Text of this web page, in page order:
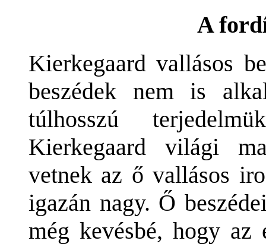
A
Kierkegaard vallásos
beszédek nem is
túlhosszú
Kierkegaard világi
vetnek az ő vallásos
igazán nagy. Ő
még kevésbé, hogy az